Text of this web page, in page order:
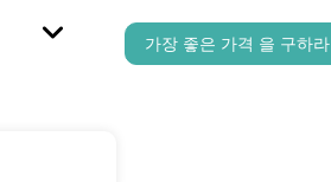
가장 좋은 가격 을 구하라